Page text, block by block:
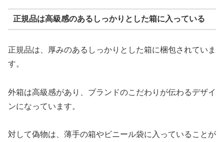
正規品は高級感のあるしっかりとした箱に入っている
正規品は、厚みのあるしっかりとした箱に梱包されていま
す。
外箱は高級感があり、ブランドのこだわりが伝わるデザイ
ンになっています。
対して偽物は、薄手の箱やビニール袋に入っていることが